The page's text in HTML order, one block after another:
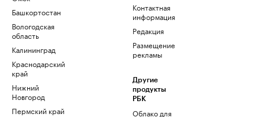
Башкортостан
Вологодская
область
Калининград
Краснодарский
край
Нижний
Новгород
Пермский край
Контактная
информация
Редакция
Размещение
рекламы
Другие
продукты
РБК
Облако для